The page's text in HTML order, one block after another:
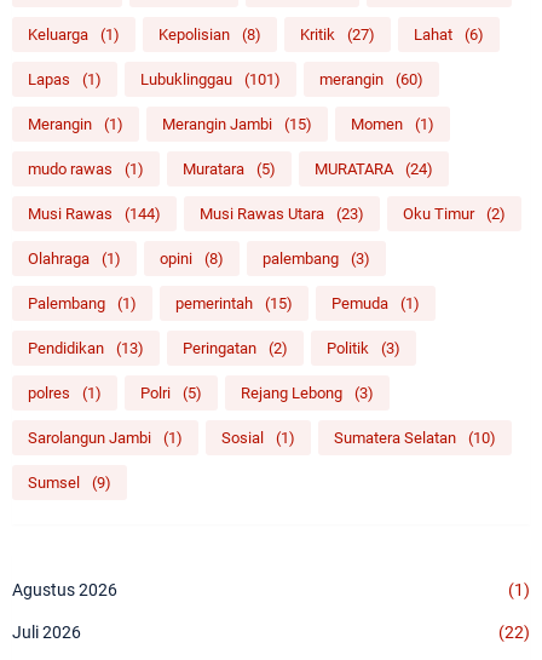
Keluarga (1) Kepolisian (8) Kritik (27) Lahat (6)
Lapas (1) Lubuklinggau (101) merangin (60)
Merangin (1) Merangin Jambi (15) Momen (1)
mudo rawas (1) Muratara (5) MURATARA (24)
Musi Rawas (144) Musi Rawas Utara (23) Oku Timur (2)
Olahraga (1) opini (8) palembang (3)
Palembang (1) pemerintah (15) Pemuda (1)
Pendidikan (13) Peringatan (2) Politik (3)
polres (1) Polri (5) Rejang Lebong (3)
Sarolangun Jambi (1) Sosial (1) Sumatera Selatan (10)
Sumsel (9)
Agustus 2026 (1)
Juli 2026 (22)